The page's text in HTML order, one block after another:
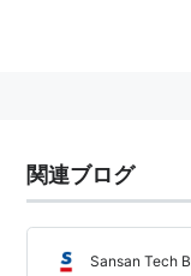
関連ブログ
Sansan Tech